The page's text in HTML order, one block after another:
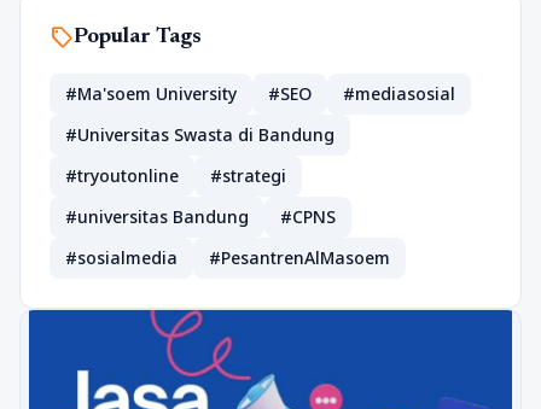
sellPopular Tags
#Ma'soem University #SEO
#mediasosial
#Universitas Swasta di Bandung
#tryoutonline
#strategi
#universitas Bandung
#CPNS
#sosialmedia
#PesantrenAlMasoem